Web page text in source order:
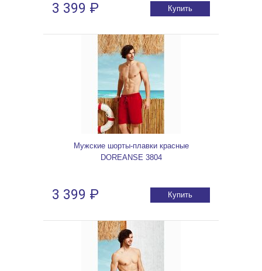
3 399 ₽ Купить
Мужские шорты-плавки красные
DOREANSE 3804
3 399 ₽ Купить